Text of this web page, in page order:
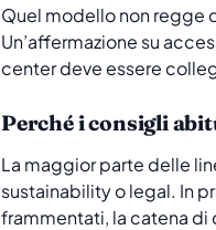
Quel modello non regge
Un’affermazione su
center deve essere
Perché i consigli
La maggior parte delle
sustainability o legal. In
frammentati, la catena di